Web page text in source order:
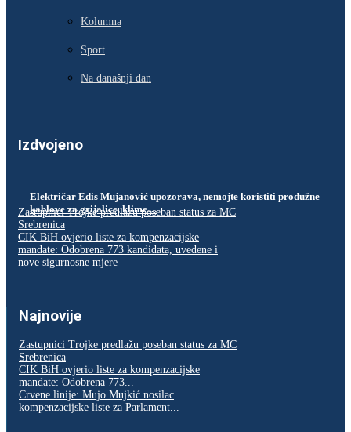
Kolumna
Sport
Na današnji dan
Izdvojeno
Električar Edis Mujanović upozorava, nemojte koristiti produžne
kablove za grijalice, klime…
Zastupnici Trojke predlažu poseban status za MC
Srebrenica
CIK BiH ovjerio liste za kompenzacijske
mandate: Odobrena 773 kandidata, uvedene i
nove sigurnosne mjere
Najnovije
Zastupnici Trojke predlažu poseban status za MC
Srebrenica
CIK BiH ovjerio liste za kompenzacijske
mandate: Odobrena 773...
Crvene linije: Mujo Mujkić nosilac
kompenzacijske liste za Parlament...